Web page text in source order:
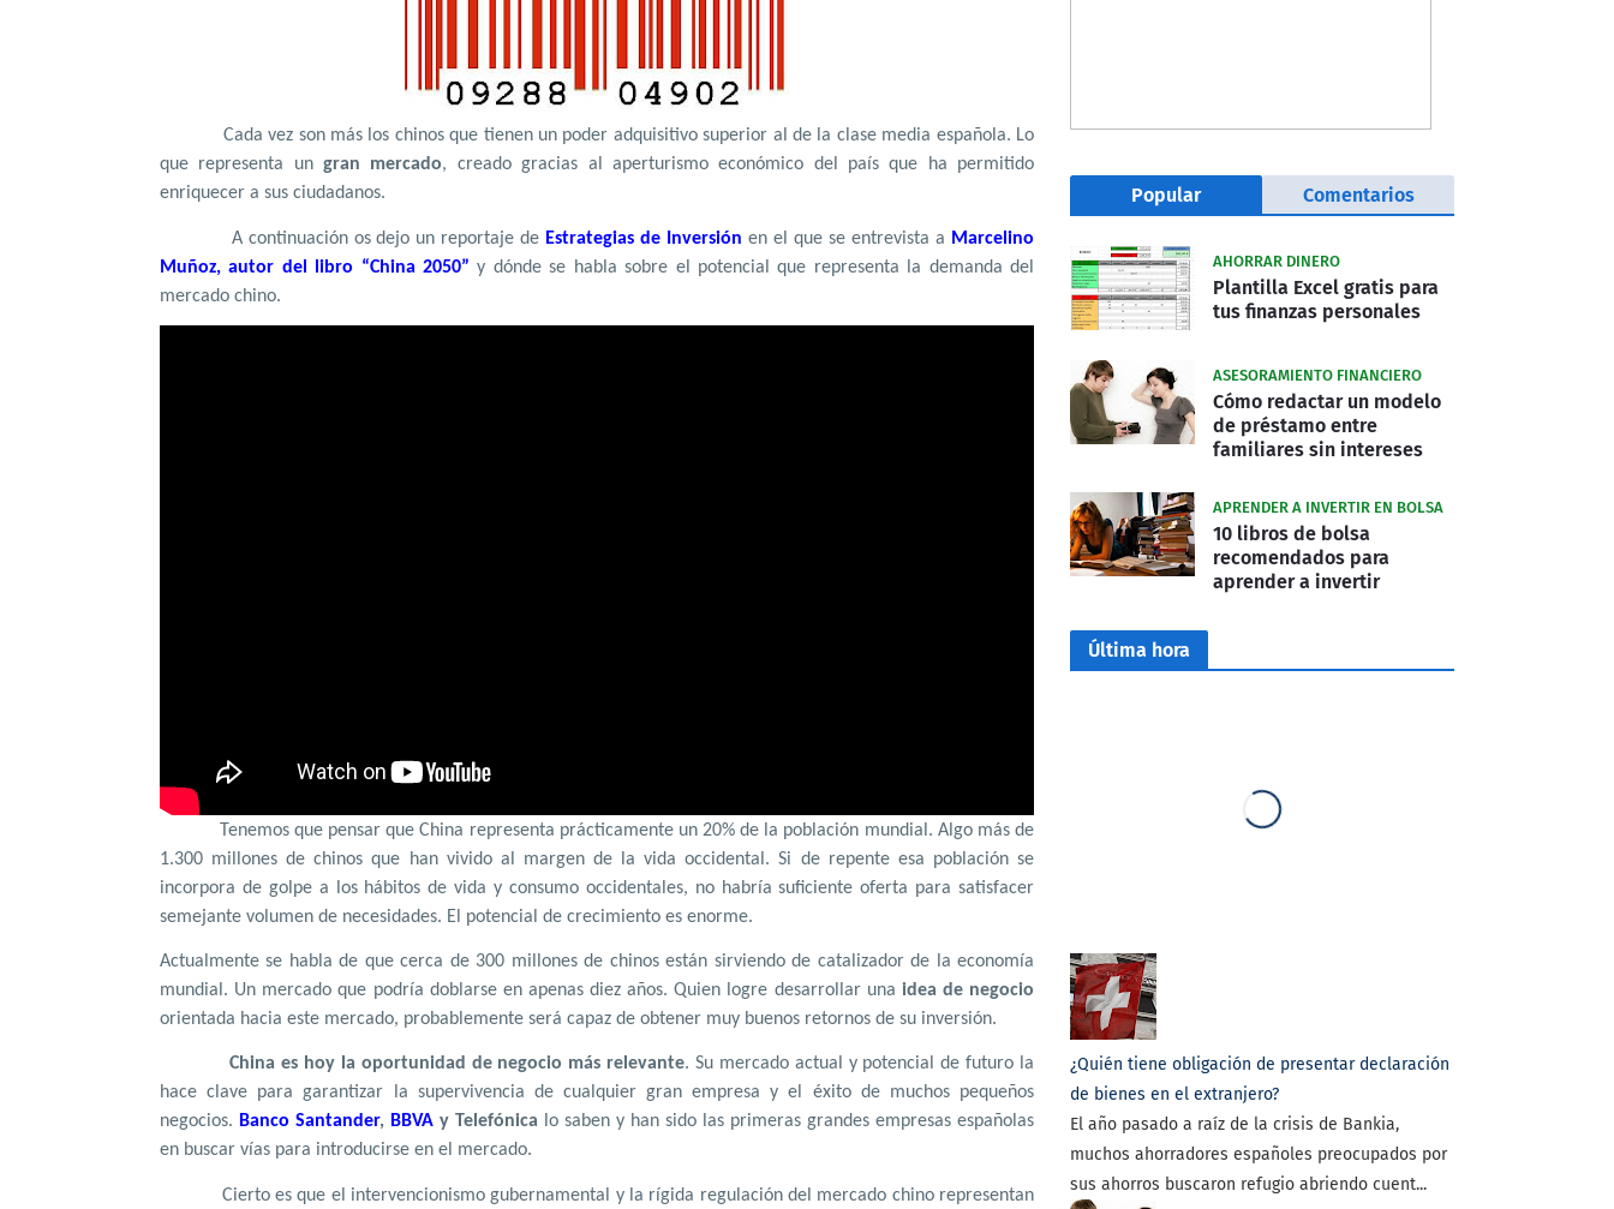
Cada vez son más los chinos que tienen un poder adquisitivo superior al de la clase media española. Lo
que representa ungran mercado, creado gracias al aperturismo económico del país que ha permitido
enriquecer a sus ciudadanos.
A continuación os dejo un reportaje de Estrategias de Inversión en el que se entrevista a Marcelino
Muñoz, autor del libro “China 2050” y dónde se habla sobre el potencial que representa la demanda del
mercado chino.
Tenemos que pensar que China representa prácticamente un 20% de la población mundial. Algo más de
1.300 millones de chinos que han vivido al margen de la vida occidental. Si de repente esa población se
incorpora de golpe a los hábitos de vida y consumo occidentales, no habría suficiente oferta para satisfacer
semejante volumen de necesidades. El potencial de crecimiento es enorme.
Actualmente se habla de que cerca de 300 millones de chinos están sirviendo de catalizador de la economía
mundial. Un mercado que podría doblarse en apenas diez años. Quien logre desarrollar una idea de negocio
orientada hacia este mercado, probablemente será capaz de obtener muy buenos retornos de su inversión.
China es hoy la oportunidad de negocio más relevante. Su mercado actual y potencial de futuro la
hace clave para garantizar la supervivencia de cualquier gran empresa y el éxito de muchos pequeños
negocios. Banco Santander, BBVA y Telefónica lo saben y han sido las primeras grandes empresas españolas
en buscar vías para introducirse en el mercado.
Cierto es que el intervencionismo gubernamental y la rígida regulación del mercado chino representan
Popular Comentarios
AHORRAR DINERO
Plantilla Excel gratis para
tus finanzas personales
ASESORAMIENTO FINANCIERO
Cómo redactar un modelo
de préstamo entre
familiares sin intereses
APRENDER A INVERTIR EN BOLSA
10 libros de bolsa
recomendados para
aprender a invertir
Última hora
¿Quién tiene obligación de presentar declaración
de bienes en el extranjero?
El año pasado a raíz de la crisis de Bankia,
muchos ahorradores españoles preocupados por
sus ahorros buscaron refugio abriendo cuent...